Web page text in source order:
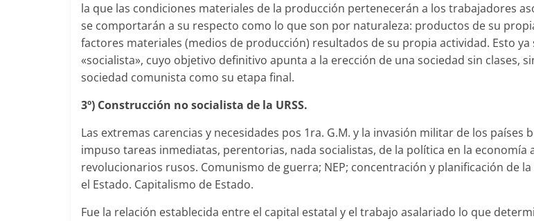
la que las condiciones materiales de la producción pertenecerán a los trabajadores
se comportarán a su respecto como lo que son por naturaleza: productos de su
factores materiales (medios de producción) resultados de su propia actividad. Esto ya
«socialista», cuyo objetivo definitivo apunta a la erección de una sociedad sin clases,
sociedad comunista como su etapa final.
3º) Construcción no socialista de la URSS.
Las extremas carencias y necesidades pos 1ra. G.M. y la invasión militar de los países
impuso tareas inmediatas, perentorias, nada socialistas, de la política en la economía
revolucionarios rusos. Comunismo de guerra; NEP; concentración y planificación de
el Estado. Capitalismo de Estado.
Fue la relación establecida entre el capital estatal y el trabajo asalariado lo que